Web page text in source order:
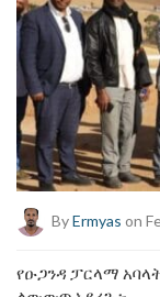
ByErmyas on
የዑጋንዳ ፓርላማ